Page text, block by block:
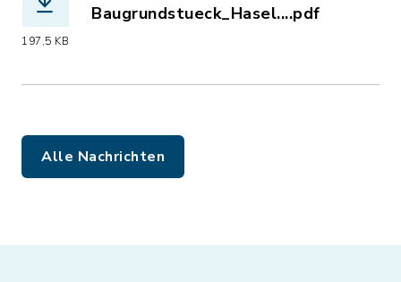
197,5 KB
Baugrundstueck_Hasel....pdf
Alle Nachrichten